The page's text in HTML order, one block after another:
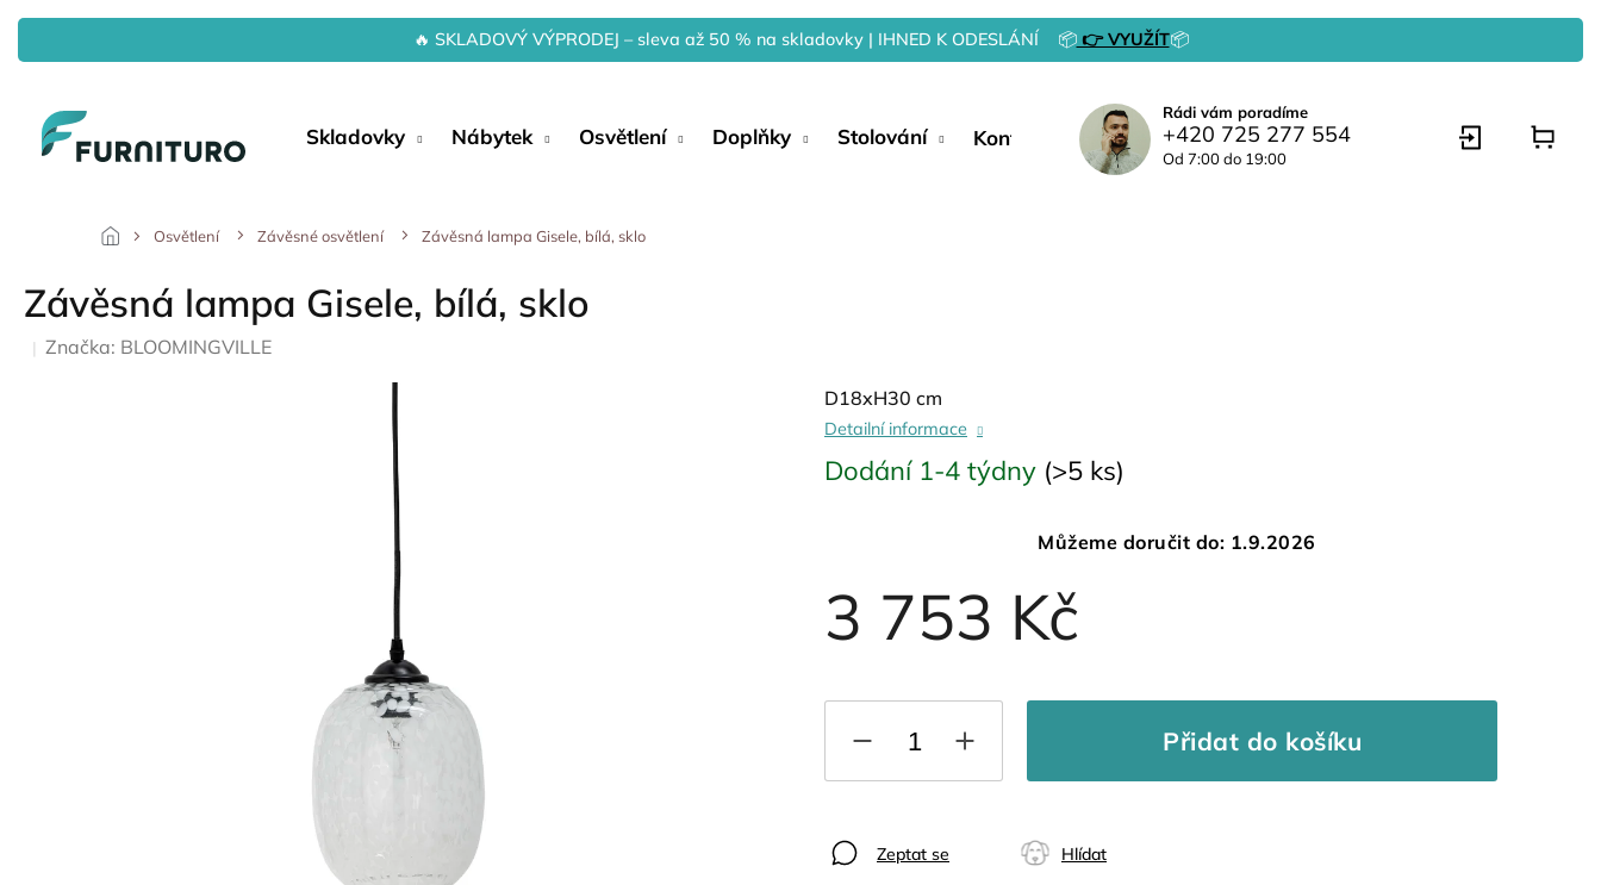
Přejít
obsah
🔥 SKLADOVÝ VÝPRODEJ – sleva až 50 % na skladovky | IHNED K ODESLÁNÍ 📦👉 VYUŽÍT📦
Skladovky Nábytek Osvětlení Doplňky Stolování Kontakty
Rádi vám poradíme
+420 725 277 554
Od 7:00 do 19:00
Osvětlení Závěsné osvětlení Závěsná lampa Gisele, bílá, sklo
Závěsná lampa Gisele, bílá, sklo
Značka: BLOOMINGVILLE
3 753 Kč
Dodání 1-4 týdny (>5 ks)
Můžeme doručit do: 1.9.2026
Přidat do košíku
D18xH30 cm
Detailní informace
Zeptat se Hlídat